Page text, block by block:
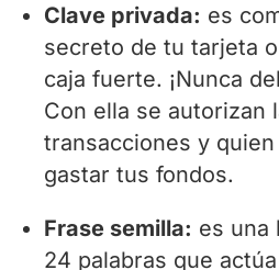
Clave privada: es
secreto de tu tarjeta
caja fuerte. ¡Nunca
Con ella se autorizan
transacciones y
gastar tus fondos.
Frase semilla: es una
24 palabras que